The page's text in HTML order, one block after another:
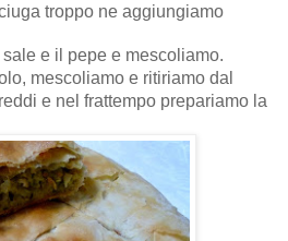
troppo ne aggiungiamo
e il pepe e mescoliamo.
mescoliamo e ritiriamo dal
e nel frattempo prepariamo la